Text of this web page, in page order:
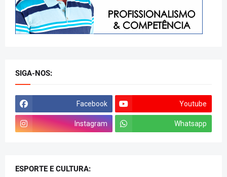
SIGA-NOS:
Facebook Youtube
Instagram Whatsapp
ESPORTE E CULTURA: